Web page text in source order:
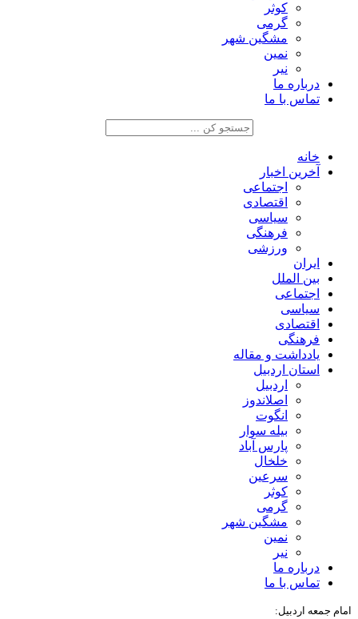
کوثر
گرمی
مشگین شهر
نمین
نیر
درباره ما
تماس با ما
خانه
آخرین اخبار
اجتماعی
اقتصادی
سیاسی
فرهنگی
ورزشی
ایران
بین الملل
اجتماعی
سیاسی
اقتصادی
فرهنگی
یادداشت و مقاله
استان اردبیل
اردبیل
اصلاندوز
انگوت
بیله سوار
پارس آباد
خلخال
سرعین
کوثر
گرمی
مشگین شهر
نمین
نیر
درباره ما
تماس با ما
امام جمعه اردبیل: